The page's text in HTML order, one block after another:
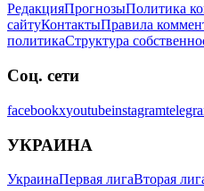
РедакцияПрогнозыПолитика
сайтуКонтактыПравила
политикаСтруктура
Соц. сети
facebookxyoutubeinstagram
УКРАИНА
УкраинаПервая лигаВторая